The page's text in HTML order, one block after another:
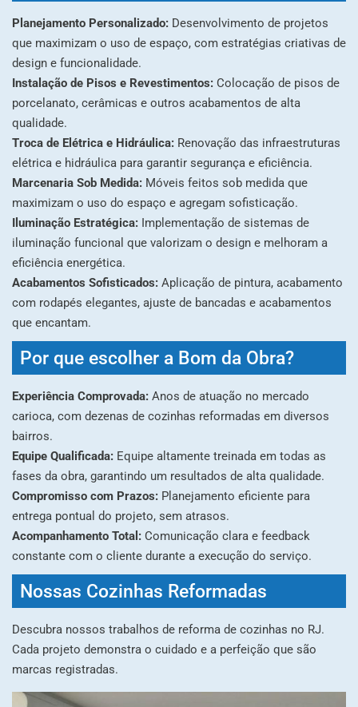
Planejamento Personalizado: Desenvolvimento de projetos
que maximizam o uso de espaço, com estratégias criativas de
design e funcionalidade.
Instalação de Pisos e Revestimentos: Colocação de pisos de
porcelanato, cerâmicas e outros acabamentos de alta
qualidade.
Troca de Elétrica e Hidráulica: Renovação das infraestruturas
elétrica e hidráulica para garantir segurança e eficiência.
Marcenaria Sob Medida: Móveis feitos sob medida que
maximizam o uso do espaço e agregam sofisticação.
Iluminação Estratégica: Implementação de sistemas de
iluminação funcional que valorizam o design e melhoram a
eficiência energética.
Acabamentos Sofisticados: Aplicação de pintura, acabamento
com rodapés elegantes, ajuste de bancadas e acabamentos
que encantam.
Por que escolher a Bom da Obra?
Experiência Comprovada: Anos de atuação no mercado
carioca, com dezenas de cozinhas reformadas em diversos
bairros.
Equipe Qualificada: Equipe altamente treinada em todas as
fases da obra, garantindo um resultados de alta qualidade.
Compromisso com Prazos: Planejamento eficiente para
entrega pontual do projeto, sem atrasos.
Acompanhamento Total: Comunicação clara e feedback
constante com o cliente durante a execução do serviço.
Nossas Cozinhas Reformadas
Descubra nossos trabalhos de reforma de cozinhas no RJ.
Cada projeto demonstra o cuidado e a perfeição que são
marcas registradas.